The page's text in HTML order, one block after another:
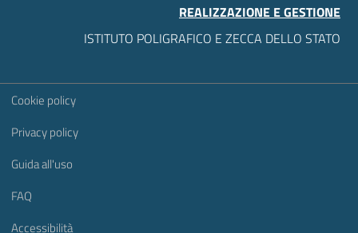
REALIZZAZIONE E GESTIONE
ISTITUTO POLIGRAFICO E ZECCA DELLO STATO
Sezione Link Utili
Cookie policy
Privacy policy
Guida all'uso
FAQ
Accessibilità